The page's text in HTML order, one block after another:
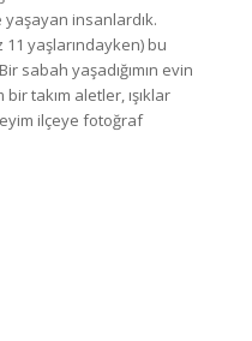
insanlardık.
11 yaşlarındayken) bu
sabah yaşadığımın evin
takım aletler, ışıklar
ilçeye fotoğraf